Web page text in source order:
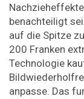
benachteiligt
auf die Spitze
200 Franken
Technologie
anpasse. Das